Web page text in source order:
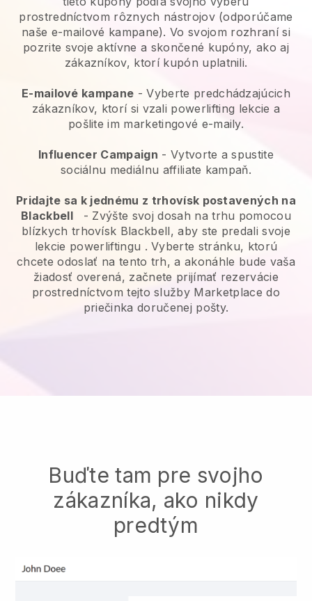
prostredníctvom rôznych nástrojov (odporúčame
naše e-mailové kampane). Vo svojom rozhraní si
pozrite svoje aktívne a skončené kupóny, ako aj
zákazníkov, ktorí kupón uplatnili.
E-mailové kampane -Vyberte predchádzajúcich
zákazníkov, ktorí si vzali powerlifting lekcie a
pošlite im marketingové e-maily.
Influencer Campaign - Vytvorte a spustite
sociálnu mediálnu affiliate kampaň.
Pridajte sa k jednému z trhovísk postavených na
Blackbell
- Zvýšte svoj dosah na trhu pomocou
blízkych trhovísk Blackbell, aby ste predali svoje
lekcie powerliftingu . Vyberte stránku, ktorú
chcete odoslať na tento trh, a akonáhle bude vaša
žiadosť overená, začnete prijímať rezervácie
prostredníctvom tejto služby Marketplace do
priečinka doručenej pošty.
Buďte tam pre svojho
zákazníka, ako nikdy
predtým